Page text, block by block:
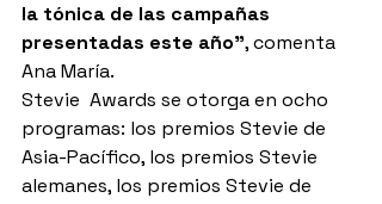
la tónica de las campañas
presentadas este año”, comenta
Ana María.
Stevie  Awards se otorga en ocho
programas: los premios Stevie de
Asia-Pacífico, los premios Stevie
alemanes, los premios Stevie de